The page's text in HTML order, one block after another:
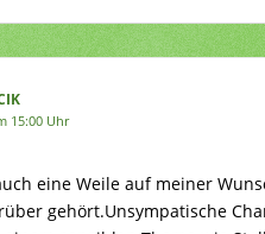
15:00 Uhr
eine Weile auf meiner
gehört.Unsympatische